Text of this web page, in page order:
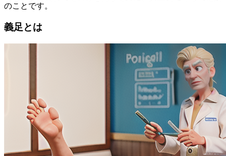
のことです。
義足とは